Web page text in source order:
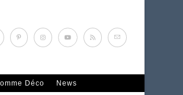
Déco News